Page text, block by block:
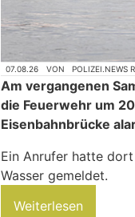
07.08.26 VON POLIZEI.NEWS
Am vergangenen
die Feuerwehr um
Eisenbahnbrücke
Ein Anrufer hatte
Wasser gemeldet.
Weiterlesen